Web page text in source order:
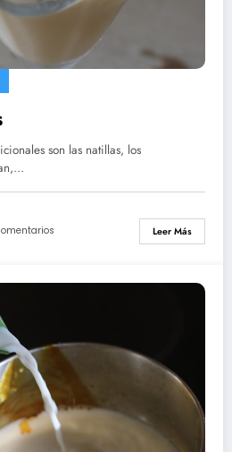
son las natillas, los
Leer Más